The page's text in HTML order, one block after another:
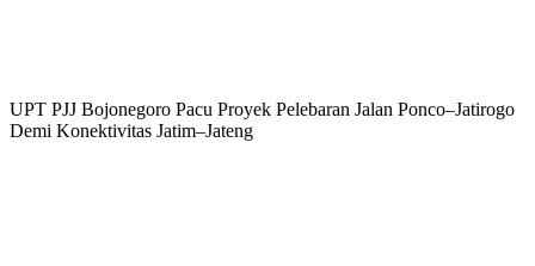
UPT PJJ Bojonegoro Pacu Proyek Pelebaran Jalan Ponco–Jatirogo
Demi Konektivitas Jatim–Jateng